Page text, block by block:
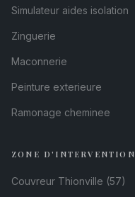
Simulateur aides isolation
Zinguerie
Maconnerie
Peinture exterieure
Ramonage cheminee
ZONE D'INTERVENTION
Couvreur Thionville (57)